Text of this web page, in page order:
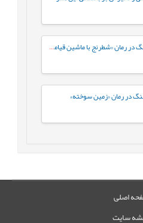
تحلیل منظری از گفتمان جنگ در رمان «شطرنج با ماشین قیامت»: نقد خواننده‌محور
در رمان «زمین سوخته»
اصلی
سایت